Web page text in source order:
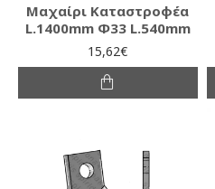
Μαχαίρι Καταστροφέα
L.1400mm Φ33 L.540mm
15,62€